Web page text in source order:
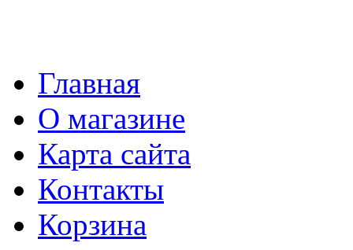
Главная
О магазине
Карта сайта
Контакты
Корзина